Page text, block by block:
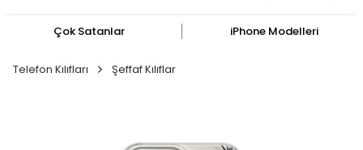
Çok Satanlar iPhone Modelleri
Telefon Kılıfları Şeffaf Kılıflar